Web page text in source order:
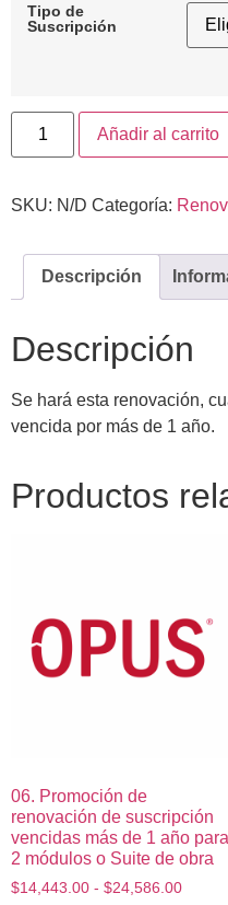
Tipo de
Suscripción
Añadir al carrito
SKU: N/D Categoría:
Descripción
Descripción
Se hará esta renovación,
vencida por más de 1 año.
Productos
06. Promoción de
renovación de suscripción
vencidas más de 1 año para
2 módulos o Suite de obra
$14,443.00 - $24,586.00